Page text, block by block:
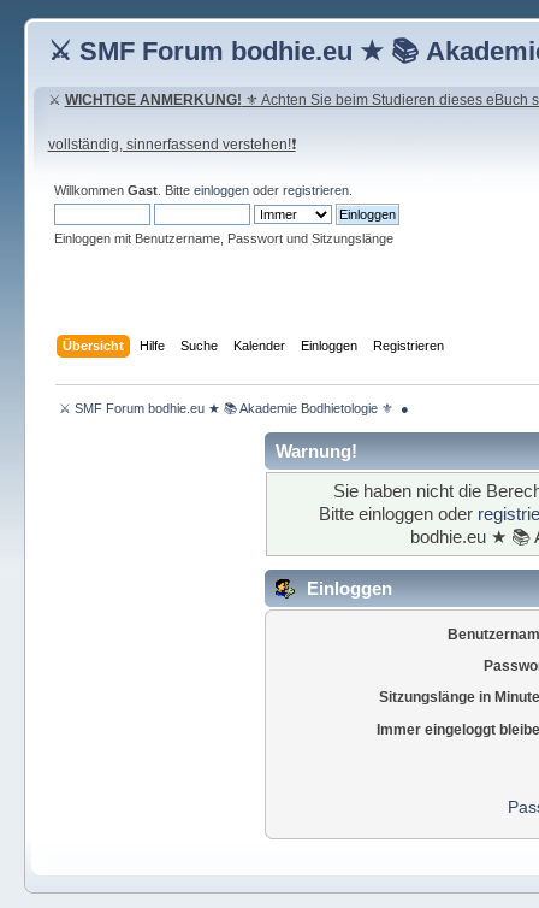
⚔ SMF Forum bodhie.eu ★ 📚
⚔ WICHTIGE ANMERKUNG! ⚜ Achten Sie beim Studieren dieses eBuch
vollständig, sinnerfassend verstehen!❗
Willkommen Gast. Bitte einloggenoder registrieren.
Einloggen mit Benutzername, Passwort und Sitzungslänge
Übersicht Hilfe Suche Kalender Einloggen Registrieren
⚔ SMF Forum bodhie.eu ★ 📚 Akademie Bodhietologie ⚜  ●
Warnung!
Sie haben nicht die
Bitte einloggen oder
bodhie.eu ★ 📚
Einloggen
Sitzungslänge in
Immer eingeloggt